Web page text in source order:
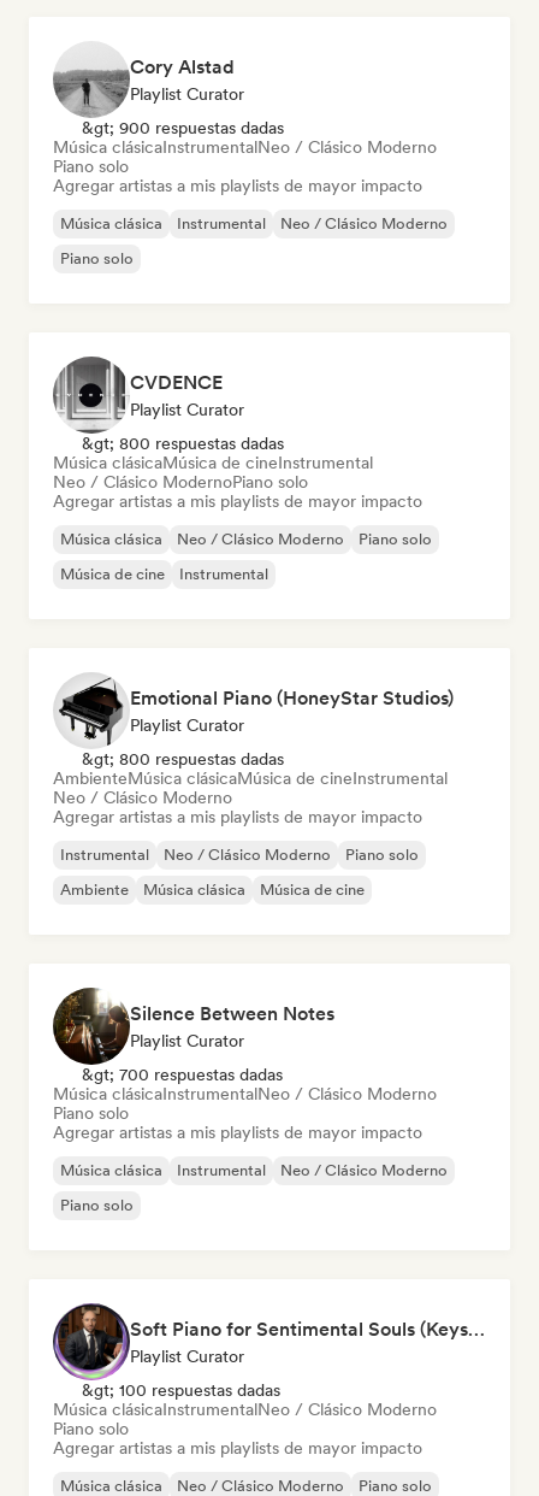
Cory Alstad
Playlist Curator
&gt; 900 respuestas dadas
Música clásicaInstrumentalNeo / Clásico Moderno
Piano solo
Agregar artistas a mis playlists de mayor impacto
Música clásica Instrumental
Neo / Clásico Moderno
Piano solo
CVDENCE
Playlist Curator
&gt; 800 respuestas dadas
Música clásicaMúsica de cineInstrumental
Neo / Clásico ModernoPiano solo
Agregar artistas a mis playlists de mayor impacto
Música clásica Neo / Clásico Moderno
Piano solo
Música de cine
Instrumental
Emotional Piano (HoneyStar Studios)
Playlist Curator
&gt; 800 respuestas dadas
AmbienteMúsica clásicaMúsica de cineInstrumental
Neo / Clásico Moderno
Agregar artistas a mis playlists de mayor impacto
Instrumental Neo / Clásico Moderno
Piano solo
Ambiente
Música clásica Música de cine
Silence Between Notes
Playlist Curator
&gt; 700 respuestas dadas
Música clásicaInstrumentalNeo / Clásico Moderno
Piano solo
Agregar artistas a mis playlists de mayor impacto
Música clásica Instrumental
Neo / Clásico Moderno
Piano solo
Soft Piano for Sentimental Souls (Keys From Above)
Playlist Curator
&gt; 100 respuestas dadas
Música clásicaInstrumentalNeo / Clásico Moderno
Piano solo
Agregar artistas a mis playlists de mayor impacto
Música clásica Neo / Clásico Moderno Piano solo